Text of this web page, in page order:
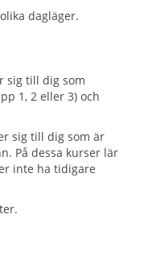
dagläger.
sig till dig som
1, 2 eller 3) och
sig till dig som är
På dessa kurser lär
inte ha tidigare